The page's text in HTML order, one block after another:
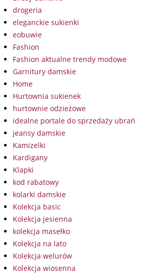
drogeria
eleganckie sukienki
eobuwie
Fashion
Fashion aktualne trendy modowe
Garnitury damskie
Home
Hurtownia sukienek
hurtownie odzieżowe
idealne portale do sprzedaży ubrań
jeansy damskie
Kamizelki
Kardigany
Klapki
kod rabatowy
kolarki damskie
Kolekcja basic
Kolekcja jesienna
kolekcja masełko
Kolekcja na lato
Kolekcja welurów
Kolekcja wiosenna